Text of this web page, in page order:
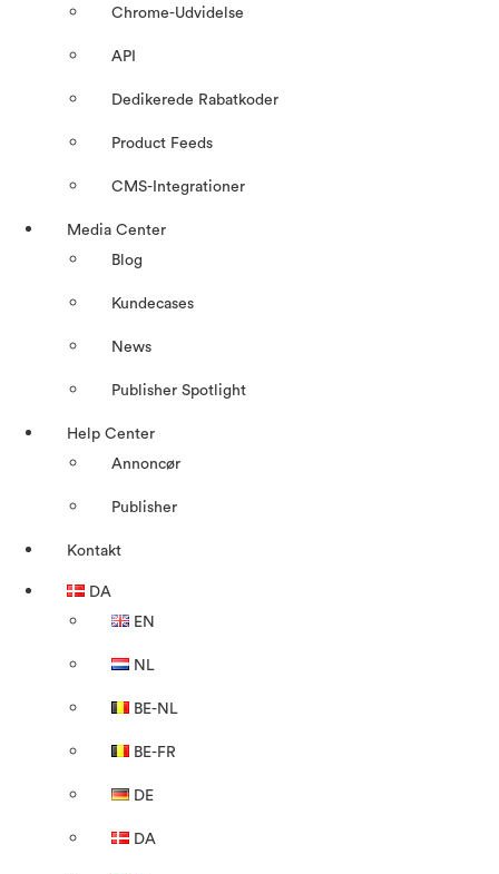
Chrome-Udvidelse
API
Dedikerede Rabatkoder
Product Feeds
CMS-Integrationer
Media Center
Blog
Kundecases
News
Publisher Spotlight
Help Center
Annoncør
Publisher
Kontakt
DA
EN
NL
BE-NL
BE-FR
DE
DA